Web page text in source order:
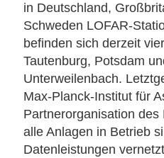
in Deutschland,
Schweden LOFAR-
befinden sich derzeit
Tautenburg, Potsdam
Unterweilenbach.
Max-Planck-Institut für
Partnerorganisation
alle Anlagen in Betrieb
Datenleistungen